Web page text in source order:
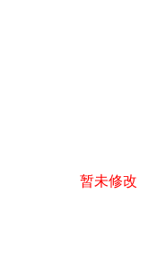
暂未修改